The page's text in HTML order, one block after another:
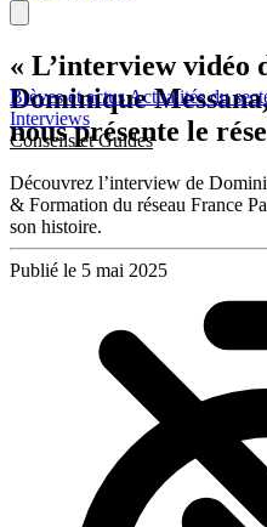
Brèves et actusActualités du
Interviews
Conseils et Guides
« L’interview vidéo
Dominique
nous présente le
Découvrez l’interview de
& Formation du réseau France
son histoire.
Publié le 5 mai 2025